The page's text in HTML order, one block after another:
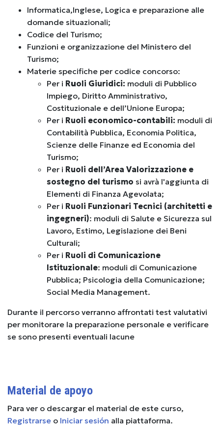
Informatica,Inglese, Logica e preparazione alle
domande situazionali;
Codice del Turismo;
Funzioni e organizzazione del Ministero del
Turismo;
Materie specifiche per codice concorso:
Per i Ruoli Giuridici: moduli di Pubblico
Impiego, Diritto Amministrativo,
Costituzionale e dell’Unione Europa;
Per i Ruoli economico-contabili: moduli di
Contabilità Pubblica, Economia Politica,
Scienze delle Finanze ed Economia del
Turismo;
Per i Ruoli dell’Area Valorizzazione e
sostegno del turismo si avrà l'aggiunta di
Elementi di Finanza Agevolata;
Per i Ruoli Funzionari Tecnici (architetti e
ingegneri): moduli di Salute e Sicurezza sul
Lavoro, Estimo, Legislazione dei Beni
Culturali;
Per i Ruoli di Comunicazione
Istituzionale: moduli di Comunicazione
Pubblica; Psicologia della Comunicazione;
Social Media Management.
Durante il percorso verranno affrontati test valutativi
per monitorare la preparazione personale e verificare
se sono presenti eventuali lacune
Material de apoyo
Para ver o descargar el material de este curso,
Registrarse o Iniciar sesión alla piattaforma.